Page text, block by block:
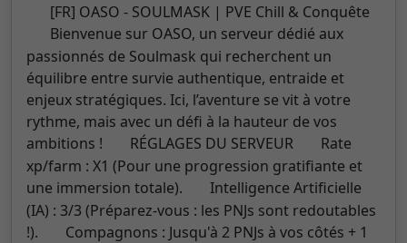
[FR] OASO - SOULMASK | PVE Chill & Conquête
Bienvenue sur OASO, un serveur dédié aux
passionnés de Soulmask qui recherchent un
équilibre entre survie authentique, entraide et
enjeux stratégiques. Ici, l’aventure se vit à votre
rythme, mais avec un défi à la hauteur de vos
ambitions !
RÉGLAGES DU SERVEUR
Rate
xp/farm : X1 (Pour une progression gratifiante et
une immersion totale).
Intelligence Artificielle
(IA) : 3/3 (Préparez-vous : les PNJs sont redoutables
!).
Compagnons : Jusqu'à 2 PNJs à vos côtés + 1